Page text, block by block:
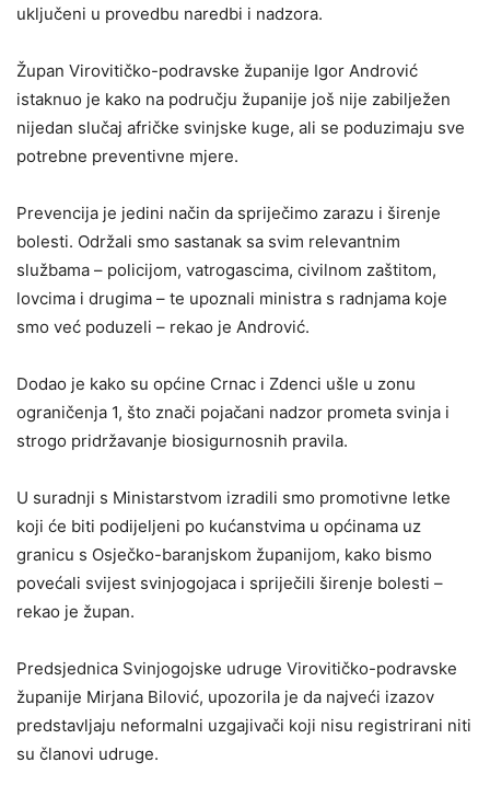
uključeni u provedbu naredbi i nadzora.
Župan Virovitičko-podravske županije Igor Andrović
istaknuo je kako na području županije još nije zabilježen
nijedan slučaj afričke svinjske kuge, ali se poduzimaju sve
potrebne preventivne mjere.
Prevencija je jedini način da spriječimo zarazu i širenje
bolesti. Održali smo sastanak sa svim relevantnim
službama – policijom, vatrogascima, civilnom zaštitom,
lovcima i drugima – te upoznali ministra s radnjama koje
smo već poduzeli – rekao je Andrović.
Dodao je kako su općine Crnac i Zdenci ušle u zonu
ograničenja 1, što znači pojačani nadzor prometa svinja i
strogo pridržavanje biosigurnosnih pravila.
U suradnji s Ministarstvom izradili smo promotivne letke
koji će biti podijeljeni po kućanstvima u općinama uz
granicu s Osječko-baranjskom županijom, kako bismo
povećali svijest svinjogojaca i spriječili širenje bolesti –
rekao je župan.
Predsjednica Svinjogojske udruge Virovitičko-podravske
županije Mirjana Bilović, upozorila je da najveći izazov
predstavljaju neformalni uzgajivači koji nisu registrirani niti
su članovi udruge.